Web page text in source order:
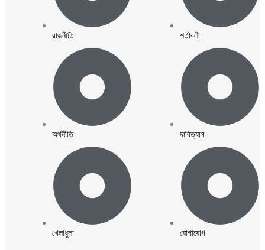
রাজনীতি
অর্থনীতি
খেলাধুলা
শর্তাবলী
দাবিত্যাগ
যোগাযোগ